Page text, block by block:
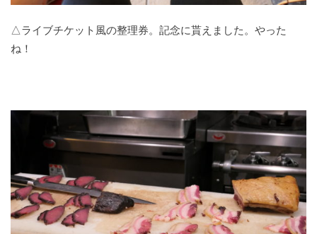
△ライブチケット風の整理券。記念に貰えました。やった
ね！